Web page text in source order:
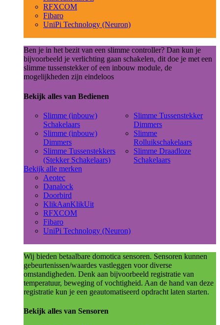
RFXCOM
Fibaro
UniPi Technology (Neuron)
Ben je in het bezit van een slimme controller? Dan kun je
bijvoorbeeld je verlichting gaan schakelen, dit doe je met een
slimme tussenstekker of een inbouw module, de
mogelijkheden zijn eindeloos
Bekijk alles van Bedienen
Slimme (inbouw)
Schakelaars
Slimme (inbouw)
Dimmers
Slimme Tussenstekkers
(Stekker Schakelaars)
Slimme Tussenstekker
Dimmers
Slimme
Rolluikschakelaars
Slimme Draadloze
Schakelaars
Bekijk alle merken
Aeotec
Danalock
Doorbird
KlikAanKlikUit
RFXCOM
Fibaro
UniPi Technology (Neuron)
Wij bieden betaalbare domotica sensoren. Sensoren kunnen
gebeurtenissen/waardes vastleggen voor diverse
omstandigheden. Denk aan bijvoorbeeld registratie van
temperatuur, beweging of vochtigheid. Aan de hand van deze
registratie kun je een geautomatiseerd opdracht laten starten.
Bekijk alles van Sensoren